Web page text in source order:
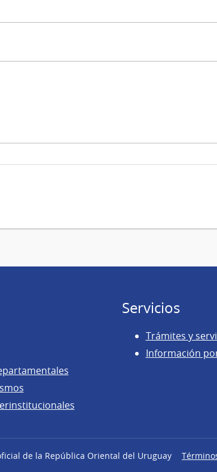
Servicios
Trámites y
Información
de la República Oriental del Uruguay